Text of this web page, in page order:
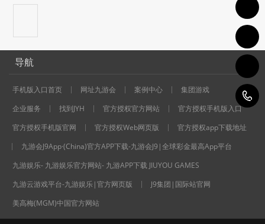
导航
手机版入口首页 网址九游会 案例中心
集团游戏
企业服务
找到JYH 官方授权官方网站
官方授权手机版入口
官方授权手机版官网
官方授权Web网页版
官方授权app下载地址
九游会J9App·(China)官方APP下载-九游会J9|全球彩金最高App平台
九游娱乐- 九游娱乐官方网站- 九游APP下载 JIUYOU GAMES
九游云游戏平台-九游娱乐|官方网页版
J9集团|国际站官网
美高梅(MGM)中国官方网站